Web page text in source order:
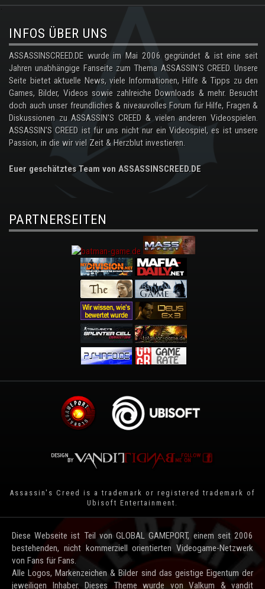
.
INFOS ÜBER UNS
ASSASSINSCREED.DE wurde im Mai 2006 gegründet & ist eine seit
Jahren unabhängige Fanseite zum Thema ASSASSIN'S CREED. Unsere
Seite bietet aktuelle News, viele Informationen, Hilfe & Tipps zu den
Games, Bilder, Videos sowie zahlreiche Downloads & mehr. Besucht
doch auch unser freundliches & niveauvolles Forum für Hilfe, Fragen &
Diskussionen zu ASSASSIN'S CREED & vielen anderen Videospielen.
ASSASSIN'S CREED ist für uns nicht nur ein Videospiel, es ist unsere
Passion, in die wir viel Zeit & Herzblut investieren.
Euer geschätztes Team von ASSASSINSCREED.DE
PARTNERSEITEN
Assassin's Creed is a trademark or registered trademark of
Ubisoft Entertainment
Diese Webseite ist Teil von GLOBAL GAMEPORT, einem seit 2006
bestehenden, nicht kommerziell orientierten Videogame-Netzwerk
von Fans für Fans.
Alle Logos, Markenzeichen & Bilder sind das geistige Eigentum der
jeweiligen Inhaber. Dieses Theme wurde von Valkum & vandit